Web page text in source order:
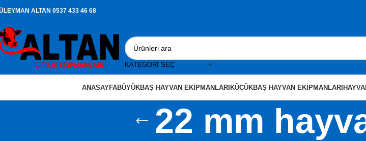
ALTAN 0537 433 46 68
KATEGORI SEÇ
ANASAYFABÜYÜKBAŞ HAYVAN EKIPMANLARIKÜÇÜKBAŞ HAYVAN EKIPMANLARI
22 mm